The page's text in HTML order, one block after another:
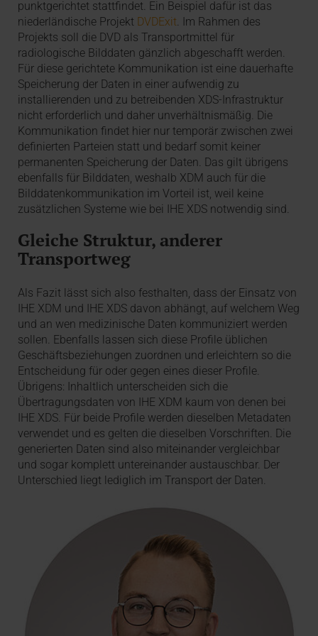
punktgerichtet stattfindet. Ein Beispiel dafür ist das
niederländische Projekt DVDExit. Im Rahmen des
Projekts soll die DVD als Transportmittel für
radiologische Bilddaten gänzlich abgeschafft werden.
Für diese gerichtete Kommunikation ist eine dauerhafte
Speicherung der Daten in einer aufwendig zu
installierenden und zu betreibenden XDS-Infrastruktur
nicht erforderlich und daher unverhältnismäßig. Die
Kommunikation findet hier nur temporär zwischen zwei
definierten Parteien statt und bedarf somit keiner
permanenten Speicherung der Daten. Das gilt übrigens
ebenfalls für Bilddaten, weshalb XDM auch für die
Bilddatenkommunikation im Vorteil ist, weil keine
zusätzlichen Systeme wie bei IHE XDS notwendig sind.
Gleiche Struktur, anderer
Transportweg
Als Fazit lässt sich also festhalten, dass der Einsatz von
IHE XDM und IHE XDS davon abhängt, auf welchem Weg
und an wen medizinische Daten kommuniziert werden
sollen. Ebenfalls lassen sich diese Profile üblichen
Geschäftsbeziehungen zuordnen und erleichtern so die
Entscheidung für oder gegen eines dieser Profile.
Übrigens: Inhaltlich unterscheiden sich die
Übertragungsdaten von IHE XDM kaum von denen bei
IHE XDS. Für beide Profile werden dieselben Metadaten
verwendet und es gelten die dieselben Vorschriften. Die
generierten Daten sind also miteinander vergleichbar
und sogar komplett untereinander austauschbar. Der
Unterschied liegt lediglich im Transport der Daten.